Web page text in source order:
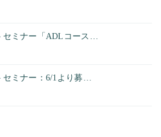
セミナー「ADLコース…
セミナー：6/1より募…